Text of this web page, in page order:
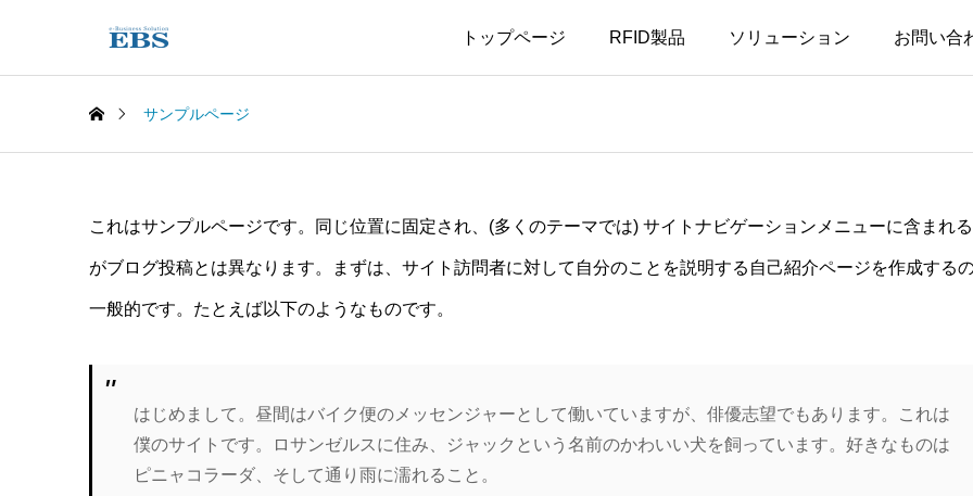
トップページ RFID製品 ソリューション お問い合
サンプルページ
サンプルページ
これはサンプルページです。同じ位置に固定され、(多くのテーマでは) サイトナビゲーションメニューに含まれ
がブログ投稿とは異なります。まずは、サイト訪問者に対して自分のことを説明する自己紹介ページを作成する
一般的です。たとえば以下のようなものです。
はじめまして。昼間はバイク便のメッセンジャーとして働いていますが、俳優志望でもあります。これは
僕のサイトです。ロサンゼルスに住み、ジャックという名前のかわいい犬を飼っています。好きなものは
ピニャコラーダ、そして通り雨に濡れること。